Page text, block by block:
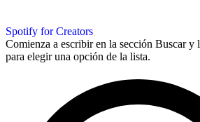
Spotify for Creators
Comienza a escribir en la sección Buscar y
para elegir una opción de la lista.